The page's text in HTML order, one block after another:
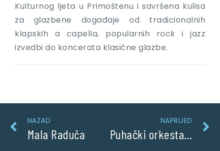
Kulturnog ljeta u Primoštenu i savršena kulisa
za glazbene događaje od tradicionalnih
klapskih a capella, popularnih rock i jazz
izvedbi do koncerata klasične glazbe.
NAZAD
Mala Raduča
NAPRIJED
Puhački orkestar Primošten